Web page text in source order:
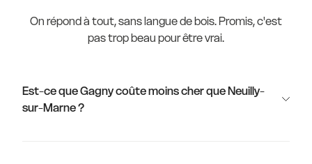
On répond à tout, sans langue de bois. Promis, c'est
pas trop beau pour être vrai.
Est-ce que Gagny coûte moins cher que Neuilly-
sur-Marne ?